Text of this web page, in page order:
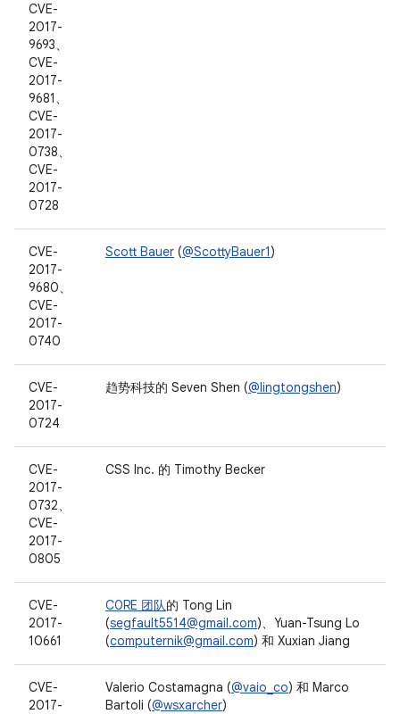
CVE-
2017-
9693、
CVE-
2017-
9681、
CVE-
2017-
0738、
CVE-
2017-
0728
CVE-
2017-
9680、
CVE-
2017-
0740
Scott Bauer (@ScottyBauer1)
CVE-
2017-
0724
趋势科技的 Seven Shen (@lingtongshen)
CVE-
2017-
0732、
CVE-
2017-
0805
CSS Inc. 的 Timothy Becker
CVE-
2017-
10661
C0RE 团队的 Tong Lin
(segfault5514@gmail.com)、Yuan-Tsung Lo
(computernik@gmail.com) 和 Xuxian Jiang
CVE-
2017-
Valerio Costamagna (@vaio_co) 和 Marco
Bartoli (@wsxarcher)